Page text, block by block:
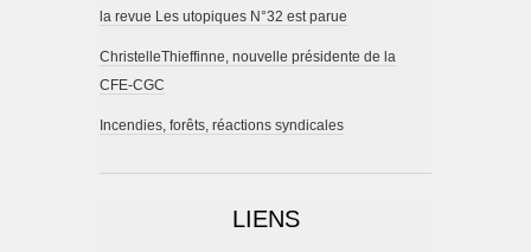
la revue Les utopiques N°32 est parue
ChristelleThieffinne, nouvelle présidente de la
CFE-CGC
Incendies, forêts, réactions syndicales
LIENS